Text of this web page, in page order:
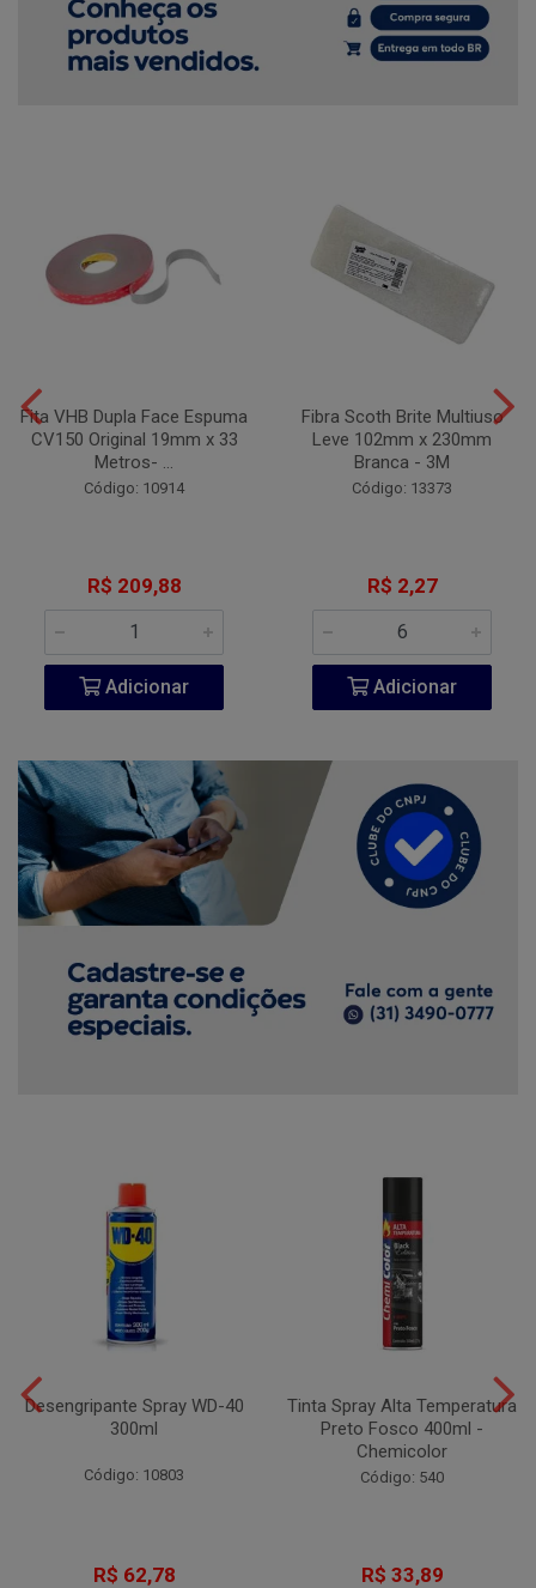
Fita VHB Dupla Face Espuma
CV150 Original 19mm x 33
Metros- ...
Código: 10914
R$ 209,88
Adicionar
Fibra Scoth Brite Multiuso
Leve 102mm x 230mm
Branca - 3M
Código: 13373
R$ 2,27
Adicionar
Desengripante Spray WD-40
300ml
Código: 10803
R$ 62,78
Tinta Spray Alta Temperatura
Preto Fosco 400ml -
Chemicolor
Código: 540
R$ 33,89